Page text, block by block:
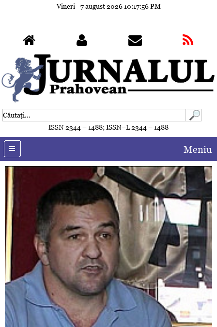
Vineri - 7 august 202610:17:56 PM
ISSN 2344 – 1488; ISSN–L 2344 – 1488
Meniu